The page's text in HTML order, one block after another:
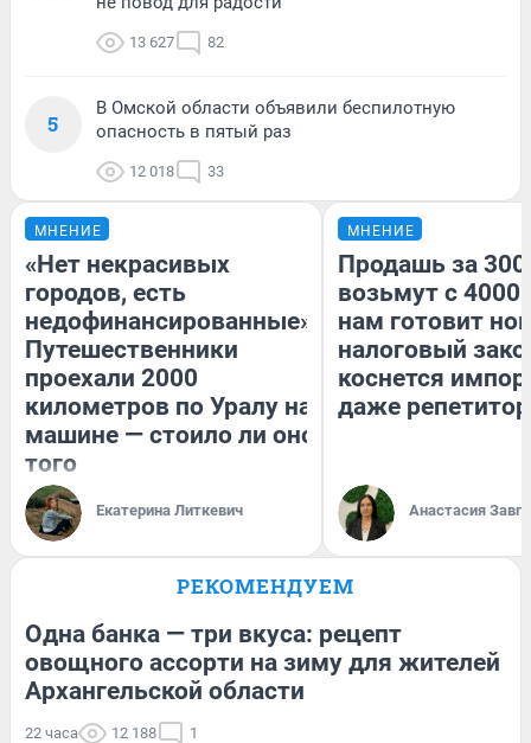
13 627 82
5
В Омской области объявили беспилотную
опасность в пятый раз
12 018 33
МНЕНИЕ
«Нет некрасивых
городов, есть
недофинансированные».
Путешественники
проехали 2000
километров по Уралу на
машине — стоило ли оно
того
Екатерина Литкевич
МНЕНИЕ
Продашь за
возьмут с
нам готовит
налоговый
коснется
даже
Анастасия
РЕКОМЕНДУЕМ
Одна банка — три вкуса: рецепт
овощного ассорти на зиму для жителей
Архангельской области
22 часа 12 188 1